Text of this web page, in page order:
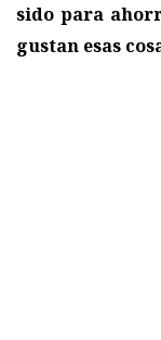
sido para
gustan esas